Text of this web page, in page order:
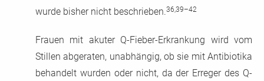
wurde bisher nicht beschrieben.36,39–42
Frauen mit akuter Q-Fieber-Erkrankung wird vom
Stillen abgeraten, unabhängig, ob sie mit Antibiotika
behandelt wurden oder nicht, da der Erreger des Q-